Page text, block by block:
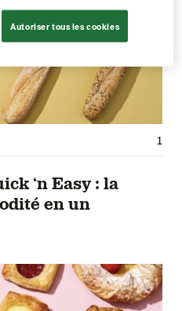
1
‘n Easy : la
en un
Autoriser tous les cookies